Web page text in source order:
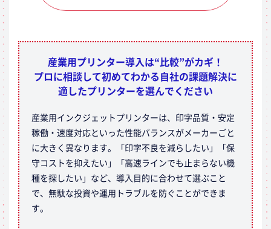
産業用プリンター導入は“比較”がカギ！
プロに相談して初めてわかる自社の課題解決に
適したプリンターを選んでください
産業用インクジェットプリンターは、印字品質・安定
稼働・速度対応といった性能バランスがメーカーごと
に大きく異なります。「印字不良を減らしたい」「保
守コストを抑えたい」「高速ラインでも止まらない機
種を探したい」など、導入目的に合わせて選ぶこと
で、無駄な投資や運用トラブルを防ぐことができま
す。